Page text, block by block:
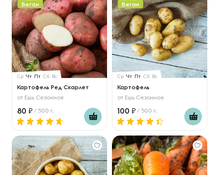
Веган
Ср Чт Пт Сб Вс
Картофель Ред Скарлет
от Ешь Сезонное
80 / 500 г.
Веган
Ср Чт Пт Сб Вс
Картофель
от Ешь Сезонное
100 / 500 г.